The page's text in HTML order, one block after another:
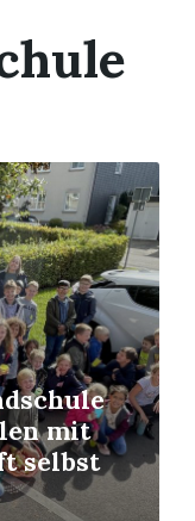
mit
selbst